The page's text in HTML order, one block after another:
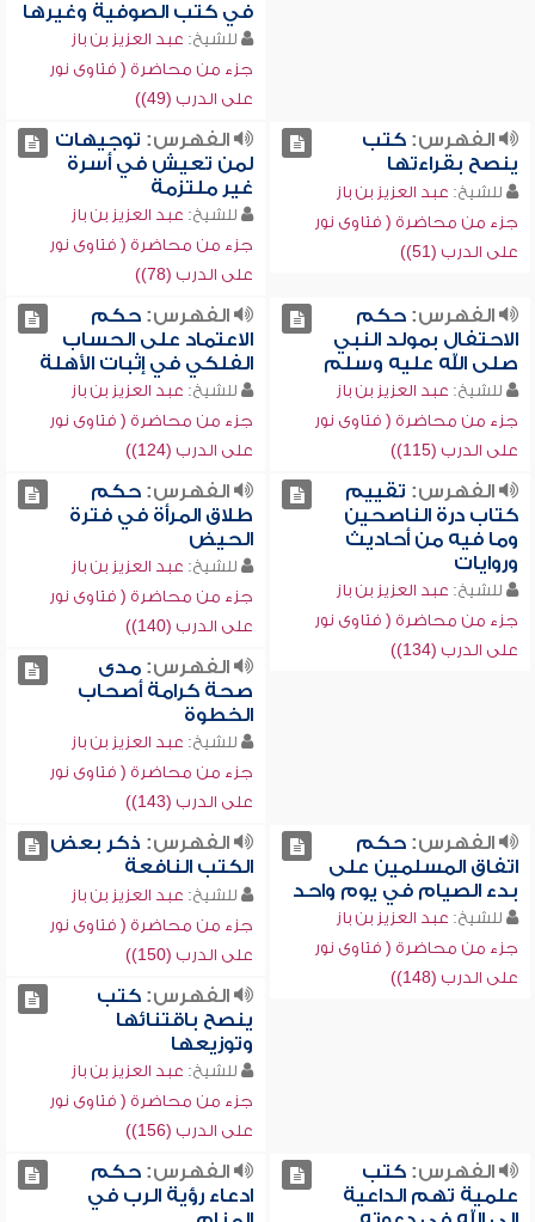
في كتب الصوفية وغيرها
للشيخ: عبد العزيز بن باز
جزء من محاضرة ( فتاوى نور
على الدرب (49))
الفهرس:كتب
ينصح بقراءتها
للشيخ: عبد العزيز بن باز
جزء من محاضرة ( فتاوى نور
على الدرب (51))
الفهرس: توجيهات
لمن تعيش في أسرة
غير ملتزمة
للشيخ: عبد العزيز بن باز
جزء من محاضرة ( فتاوى نور
على الدرب (78))
الفهرس:حكم
الاحتفال بمولد النبي
صلى الله عليه وسلم
للشيخ: عبد العزيز بن باز
جزء من محاضرة ( فتاوى نور
على الدرب (115))
الفهرس:حكم
الاعتماد على الحساب
الفلكي في إثبات الأهلة
للشيخ: عبد العزيز بن باز
جزء من محاضرة ( فتاوى نور
على الدرب (124))
الفهرس: تقييم
كتاب درة الناصحين
وما فيه من أحاديث
وروايات
للشيخ: عبد العزيز بن باز
جزء من محاضرة ( فتاوى نور
على الدرب (134))
الفهرس:حكم
طلاق المرأة في فترة
الحيض
للشيخ: عبد العزيز بن باز
جزء من محاضرة ( فتاوى نور
على الدرب (140))
الفهرس:مدى
صحة كرامة أصحاب
الخطوة
للشيخ: عبد العزيز بن باز
جزء من محاضرة ( فتاوى نور
على الدرب (143))
الفهرس:حكم
اتفاق المسلمين على
بدء الصيام في يوم واحد
للشيخ: عبد العزيز بن باز
جزء من محاضرة ( فتاوى نور
على الدرب (148))
الفهرس: ذكر بعض
الكتب النافعة
للشيخ: عبد العزيز بن باز
جزء من محاضرة ( فتاوى نور
على الدرب (150))
الفهرس:كتب
ينصح باقتنائها
وتوزيعها
للشيخ: عبد العزيز بن باز
جزء من محاضرة ( فتاوى نور
على الدرب (156))
الفهرس:كتب
علمية تهم الداعية
الفهرس:حكم
ادعاء رؤية الرب في